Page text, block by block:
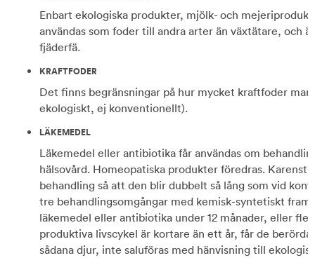
Enbart ekologiska produkter, mjölk- och
användas som foder till andra arter än växtätare, och
fjäderfä.
KRAFTFODER
Det finns begränsningar på hur mycket kraftfoder
ekologiskt, ej konventionellt).
LÄKEMEDEL
Läkemedel eller antibiotika får användas om
hälsovård. Homeopatiska produkter föredras.
behandling så att den blir dubbelt så lång som vid
tre behandlingsomgångar med kemisk-syntetiskt
läkemedel eller antibiotika under 12 månader, eller
produktiva livscykel är kortare än ett år, får de
sådana djur, inte saluföras med hänvisning till